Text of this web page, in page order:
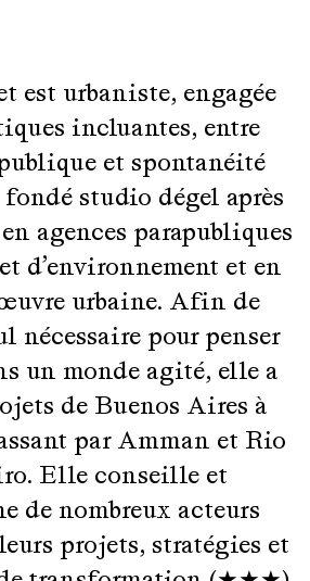
est urbaniste, engagée
incluantes, entre
et spontanéité
studio dégel après
agences parapubliques
d’environnement et en
urbaine. Afin de
nécessaire pour penser
un monde agité, elle a
de Buenos Aires à
par Amman et Rio
Elle conseille et
de nombreux acteurs
projets, stratégies et